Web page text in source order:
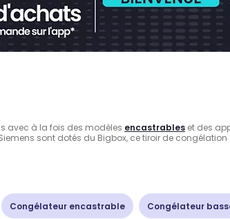
avec à la fois des modèles encastrables et des
sont dotés du Bigbox, ce tiroir de
Congélateur encastrable Congélateur